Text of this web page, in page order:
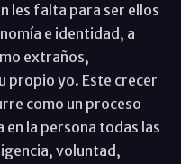
les falta para ser ellos
e identidad, a
extraños,
propio yo. Este crecer
como un proceso
la persona todas las
voluntad,